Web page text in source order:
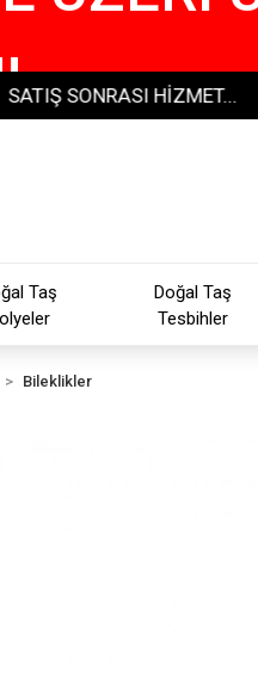
SONRASI HİZMET...
Taş
Doğal Taş
Tesbihler
Bileklikler